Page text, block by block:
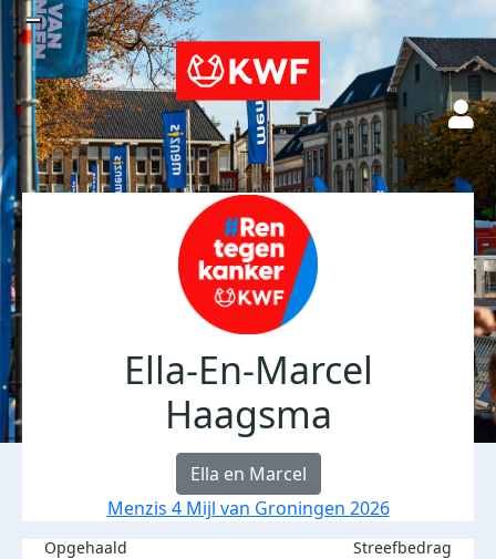
Ella-En-Marcel
Haagsma
Ella en Marcel
Menzis 4 Mijl van Groningen 2026
Opgehaald Streefbedrag